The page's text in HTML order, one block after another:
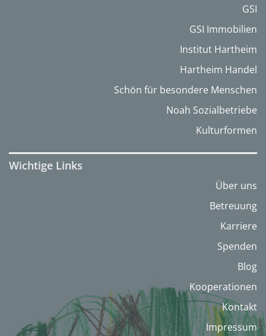
GSI
GSI Immobilien
Institut Hartheim
Hartheim Handel
Schön für besondere Menschen
Noah Sozialbetriebe
Kulturformen
Wichtige Links
Über uns
Betreuung
Karriere
Spenden
Blog
Kooperationen
Kontakt
Impressum